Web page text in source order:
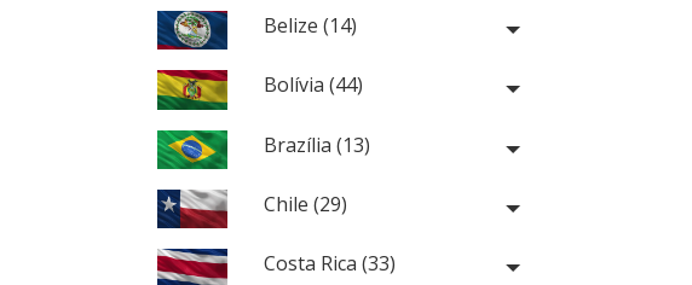
Belize (14)
Bolívia (44)
Brazília (13)
Chile (29)
Costa Rica (33)